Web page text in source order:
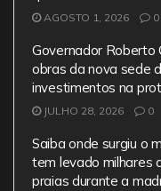
AGOSTO 1, 2026 0
Governador Roberto
obras da nova sede
investimentos na
JULHO 28, 2026 0
Saiba onde surgiu o
tem levado milhares
praias durante a